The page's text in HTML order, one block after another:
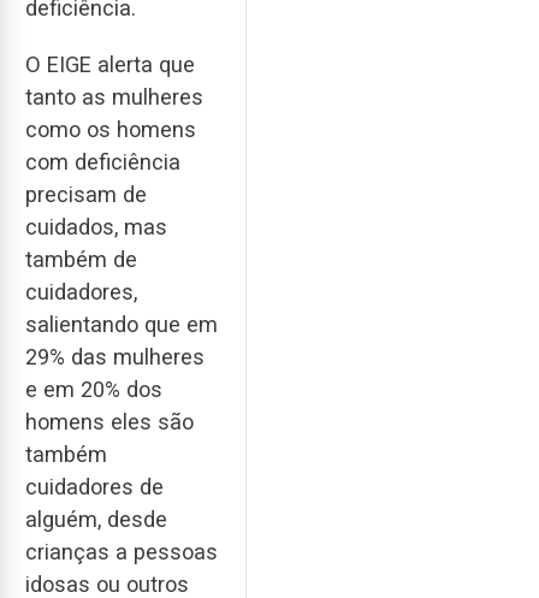
deficiência.
O EIGE alerta que
tanto as mulheres
como os homens
com deficiência
precisam de
cuidados, mas
também de
cuidadores,
salientando que em
29% das mulheres
e em 20% dos
homens eles são
também
cuidadores de
alguém, desde
crianças a pessoas
idosas ou outros